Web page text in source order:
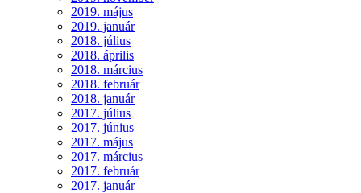
2019. május
2019. január
2018. július
2018. április
2018. március
2018. február
2018. január
2017. július
2017. június
2017. május
2017. március
2017. február
2017. január